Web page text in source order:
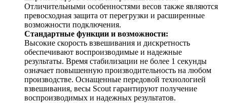
Отличительными особенностями весов также являются
превосходная защита от перегрузки и расширенные
возможности подключения.
Стандартные функции и возможности:
Высокие скорость взвешивания и дискретность
обеспечивают воспроизводимые и надежные
результаты. Время стабилизации не более 1 секунды
означает повышенную производительность на любом
производстве. Оснащенные передовой технологией
взвешивания, весы Scout гарантируют получение
воспроизводимых и надежных результатов.